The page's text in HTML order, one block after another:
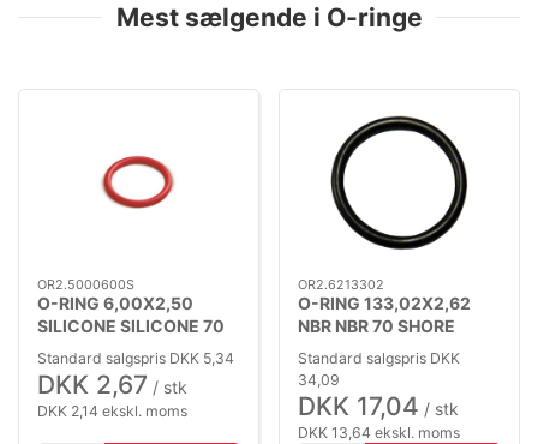
Mest sælgende i O-ringe
OR2.5000600S
O-RING 6,00X2,50
SILICONE SILICONE 70
SHORE
Standard salgspris DKK 5,34
DKK 2,67 / stk
DKK 2,14 ekskl. moms
OR2.6213302
O-RING 133,02X2,62
NBR NBR 70 SHORE
Standard salgspris DKK
34,09
DKK 17,04 / stk
DKK 13,64 ekskl. moms